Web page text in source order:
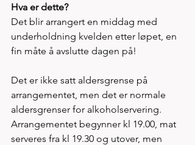
Hva er dette?
Det blir arrangert en middag med
underholdning kvelden etter løpet, en
fin måte å avslutte dagen på!
Det er ikke satt aldersgrense på
arrangementet, men det er normale
aldersgrenser for alkoholservering.
Arrangementet begynner kl 19.00, mat
serveres fra kl 19.30 og utover, men